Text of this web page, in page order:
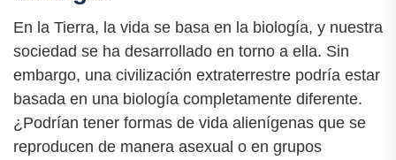
En la Tierra, la vida se basa en la biología, y nuestra
sociedad se ha desarrollado en torno a ella. Sin
embargo, una civilización extraterrestre podría estar
basada en una biología completamente diferente.
¿Podrían tener formas de vida alienígenas que se
reproducen de manera asexual o en grupos